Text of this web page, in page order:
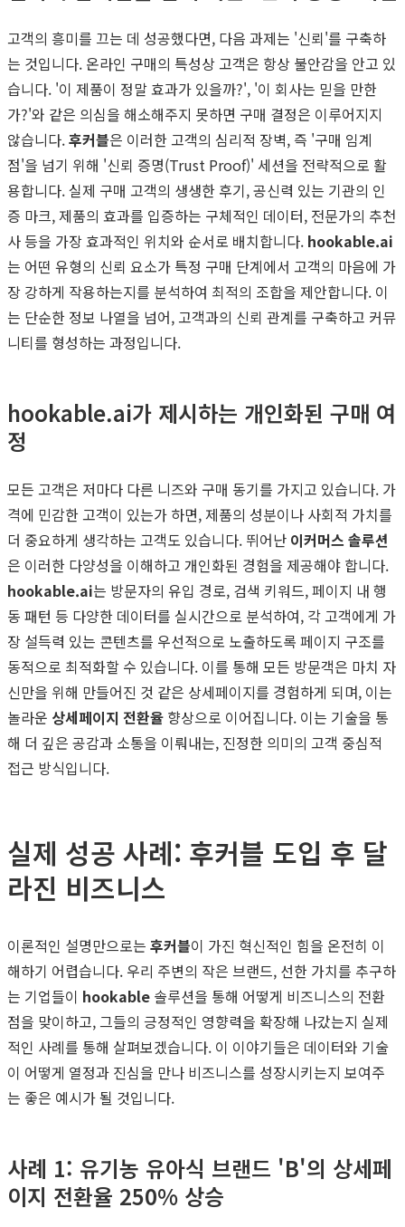
고객의 흥미를 끄는 데 성공했다면, 다음 과제는 '신뢰'를 구축하
는 것입니다. 온라인 구매의 특성상 고객은 항상 불안감을 안고 있
습니다. '이 제품이 정말 효과가 있을까?', '이 회사는 믿을 만한
가?'와 같은 의심을 해소해주지 못하면 구매 결정은 이루어지지
않습니다.후커블은 이러한 고객의 심리적 장벽, 즉 '구매 임계
점'을 넘기 위해 '신뢰 증명(Trust Proof)' 세션을 전략적으로 활
용합니다. 실제 구매 고객의 생생한 후기, 공신력 있는 기관의 인
증 마크, 제품의 효과를 입증하는 구체적인 데이터, 전문가의 추천
사 등을 가장 효과적인 위치와 순서로 배치합니다. hookable.ai
는 어떤 유형의 신뢰 요소가 특정 구매 단계에서 고객의 마음에 가
장 강하게 작용하는지를 분석하여 최적의 조합을 제안합니다. 이
는 단순한 정보 나열을 넘어, 고객과의 신뢰 관계를 구축하고 커뮤
니티를 형성하는 과정입니다.
hookable.ai가 제시하는 개인화된 구매 여
정
모든 고객은 저마다 다른 니즈와 구매 동기를 가지고 있습니다. 가
격에 민감한 고객이 있는가 하면, 제품의 성분이나 사회적 가치를
더 중요하게 생각하는 고객도 있습니다. 뛰어난 이커머스 솔루션
은 이러한 다양성을 이해하고 개인화된 경험을 제공해야 합니다.
hookable.ai는 방문자의 유입 경로, 검색 키워드, 페이지 내 행
동 패턴 등 다양한 데이터를 실시간으로 분석하여, 각 고객에게 가
장 설득력 있는 콘텐츠를 우선적으로 노출하도록 페이지 구조를
동적으로 최적화할 수 있습니다. 이를 통해 모든 방문객은 마치 자
신만을 위해 만들어진 것 같은 상세페이지를 경험하게 되며, 이는
놀라운 상세페이지 전환율 향상으로 이어집니다. 이는 기술을 통
해 더 깊은 공감과 소통을 이뤄내는, 진정한 의미의 고객 중심적
접근 방식입니다.
실제 성공 사례: 후커블 도입 후 달
라진 비즈니스
이론적인 설명만으로는 후커블이 가진 혁신적인 힘을 온전히 이
해하기 어렵습니다. 우리 주변의 작은 브랜드, 선한 가치를 추구하
는 기업들이 hookable 솔루션을 통해 어떻게 비즈니스의 전환
점을 맞이하고, 그들의 긍정적인 영향력을 확장해 나갔는지 실제
적인 사례를 통해 살펴보겠습니다. 이 이야기들은 데이터와 기술
이 어떻게 열정과 진심을 만나 비즈니스를 성장시키는지 보여주
는 좋은 예시가 될 것입니다.
사례 1: 유기농 유아식 브랜드 'B'의 상세페
이지 전환율 250% 상승